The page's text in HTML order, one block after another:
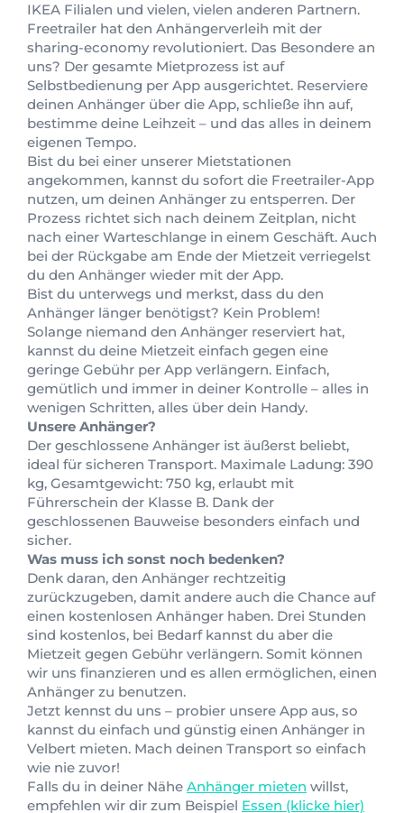
IKEA Filialen und vielen, vielen anderen Partnern.
Freetrailer hat den Anhängerverleih mit der
sharing-economy revolutioniert. Das Besondere an
uns? Der gesamte Mietprozess ist auf
Selbstbedienung per App ausgerichtet. Reserviere
deinen Anhänger über die App, schließe ihn auf,
bestimme deine Leihzeit – und das alles in deinem
eigenen Tempo.
Bist du bei einer unserer Mietstationen
angekommen, kannst du sofort die Freetrailer-App
nutzen, um deinen Anhänger zu entsperren. Der
Prozess richtet sich nach deinem Zeitplan, nicht
nach einer Warteschlange in einem Geschäft. Auch
bei der Rückgabe am Ende der Mietzeit verriegelst
du den Anhänger wieder mit der App.
Bist du unterwegs und merkst, dass du den
Anhänger länger benötigst? Kein Problem!
Solange niemand den Anhänger reserviert hat,
kannst du deine Mietzeit einfach gegen eine
geringe Gebühr per App verlängern. Einfach,
gemütlich und immer in deiner Kontrolle – alles in
wenigen Schritten, alles über dein Handy.
Unsere Anhänger?
Der geschlossene Anhänger ist äußerst beliebt,
ideal für sicheren Transport. Maximale Ladung: 390
kg, Gesamtgewicht: 750 kg, erlaubt mit
Führerschein der Klasse B. Dank der
geschlossenen Bauweise besonders einfach und
sicher.
Was muss ich sonst noch bedenken?
Denk daran, den Anhänger rechtzeitig
zurückzugeben, damit andere auch die Chance auf
einen kostenlosen Anhänger haben. Drei Stunden
sind kostenlos, bei Bedarf kannst du aber die
Mietzeit gegen Gebühr verlängern. Somit können
wir uns finanzieren und es allen ermöglichen, einen
Anhänger zu benutzen.
Jetzt kennst du uns – probier unsere App aus, so
kannst du einfach und günstig einen Anhänger in
Velbert mieten. Mach deinen Transport so einfach
wie nie zuvor!
Falls du in deiner Nähe Anhänger mieten willst,
empfehlen wir dir zum Beispiel Essen (klicke hier)